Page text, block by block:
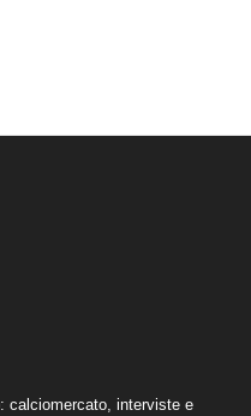
calciomercato, interviste e